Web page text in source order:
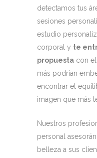
detectamos tus
sesiones
estudio
corporal y te
propuesta con
más podrían
encontrar el
imagen que más
Nuestros
personal
belleza a sus